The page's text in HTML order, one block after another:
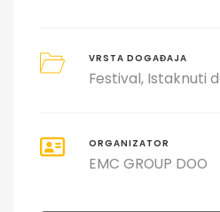
VRSTA DOGAĐAJA
Festival Istaknuti
ORGANIZATOR
EMC GROUP DOO